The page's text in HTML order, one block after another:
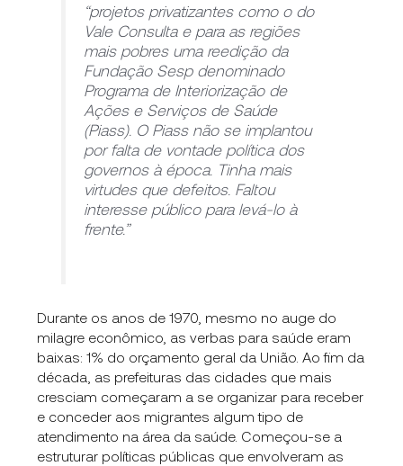
“projetos privatizantes como o do
Vale Consulta e para as regiões
mais pobres uma reedição da
Fundação Sesp denominado
Programa de Interiorização de
Ações e Serviços de Saúde
(Piass). O Piass não se implantou
por falta de vontade política dos
governos à época. Tinha mais
virtudes que defeitos. Faltou
interesse público para levá-lo à
frente.”
Durante os anos de 1970, mesmo no auge do
milagre econômico, as verbas para saúde eram
baixas: 1% do orçamento geral da União. Ao fim da
década, as prefeituras das cidades que mais
cresciam começaram a se organizar para receber
e conceder aos migrantes algum tipo de
atendimento na área da saúde. Começou-se a
estruturar políticas públicas que envolveram as